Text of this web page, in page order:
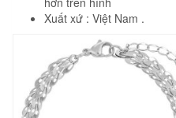
Xuất xứ : Việt Nam .